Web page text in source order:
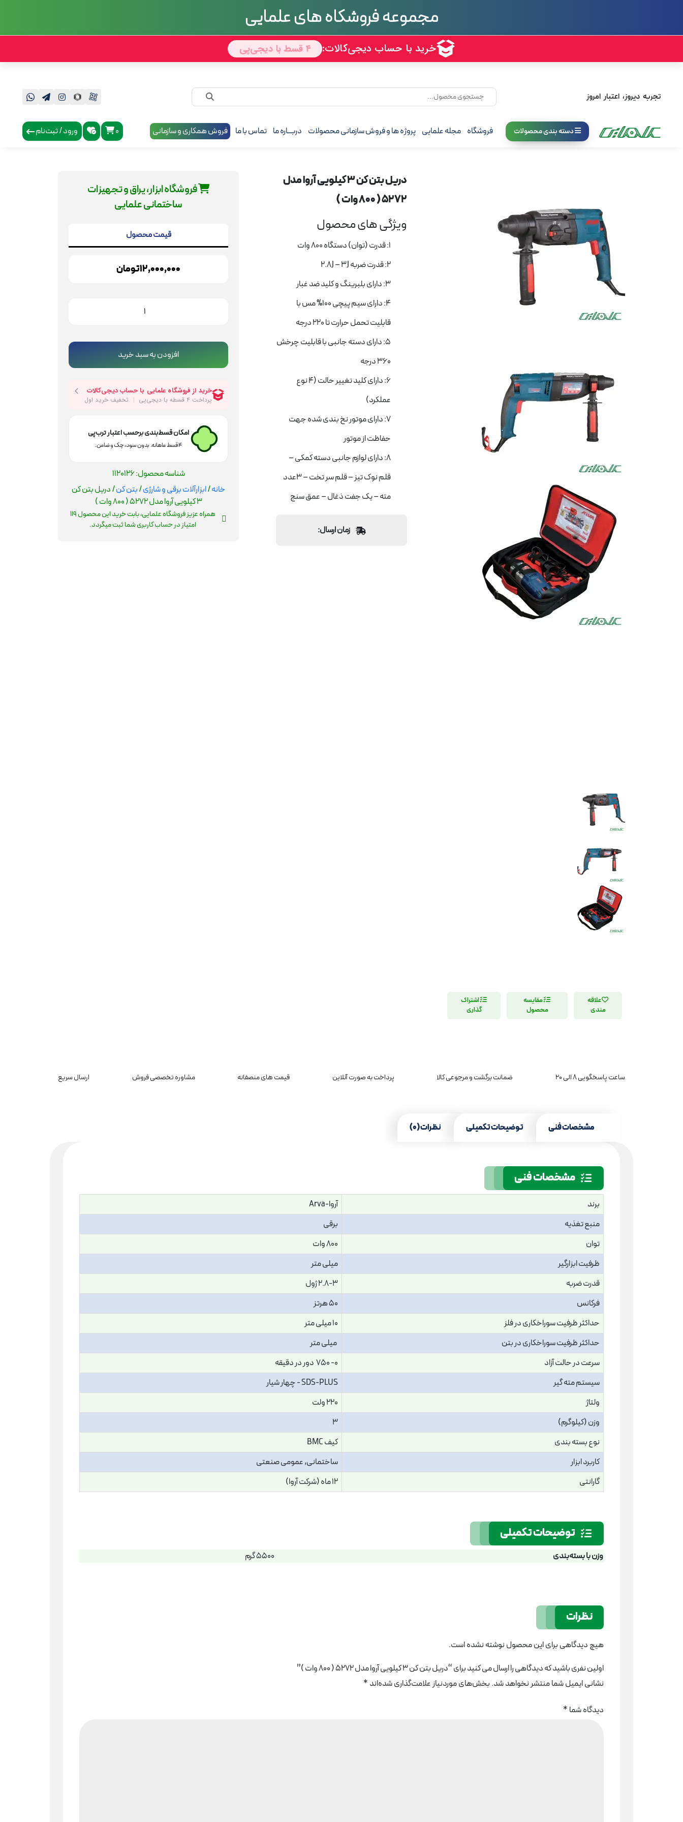
مجموعه فروشگاه های علمایی
تجربه دیروز، اعتبار امروز
دسته بندی محصولات فروشگاه مجله علمایی پروژه ها و فروش سازمانی محصولات دربـــاره ما تماس با ما فروش همکاری و سازمانی 0 ورود / ثبت‌نام
علاقه
مندی
مقایسه
محصول
اشتراک
گذاری
دریل بتن کن 3 کیلویی آروا مدل
5272 ( 800 وات )
ویژگی های محصول
1: قدرت (توان) دستگاه 800 وات
2: قدرت ضربه 2.8J – 3J
3: دارای بلبرینگ و کلید ضد غبار
4: دارای سیم پیچی 100% مس با
قابلیت تحمل حرارت تا 220 درجه
5: دارای دسته جانبی با قابلیت چرخش
360 درجه
6: دارای کلید تغییر حالت (4 نوع
عملکرد)
7: دارای موتور نخ بندی شده جهت
حفاظت از موتور
8: دارای لوازم جانبی دسته کمکی –
قلم نوک تیز – قلم سر تخت – 3عدد
مته – یک جفت ذغال – عمق سنج
زمان ارسال:
فروشگاه ابزار، یراق و تجهیزات
ساختمانی علمایی
قیمت محصول
12,000,000تومان
کیلویی
آروا
مدل
عدد
افزودن به سبد خرید
امکان قسط‌بندی برحسب اعتبار ترب‌پی
۴ قسط ماهانه. بدون سود، چک و ضامن.
شناسه محصول:1120126
خانه/ابزارآلات برقی و شارژی/بتن کن/ دریل بتن کن
3 کیلویی آروا مدل 5272 ( 800 وات )
همراه عزیز فروشگاه علمایی، بابت خرید این محصول119
امتیاز در حساب کاربری شما ثبت میگردد.
ساعت پاسخگویی 8 الی 20 ضمانت برگشت و مرجوعی کالا پرداخت به صورت آنلاین قیمت های منصفانه مشاوره تخصصی فروش ارسال سریع
مشخصات فنی توضیحات تکمیلی نظرات (0)
مشخصات فنی
برند
آروا-Arva
منبع تغذیه
برقی
توان
800 وات
ظرفیت ابزارگیر
میلی متر
قدرت ضربه
2.8-3 ژول
فرکانس
50 هرتز
حداکثر ظرفیت سوراخکاری در فلز
10 میلی متر
حداکثر ظرفیت سوراخکاری در بتن
میلی متر
سرعت در حالت آزاد
0- 750 دور در دقیقه
سیستم مته گیر
SDS-PLUS - چهار شیار
ولتاژ
220 ولت
وزن (کیلوگرم)
3
نوع بسته بندی
کیف BMC
کاربرد ابزار
ساختمانی, عمومی صنعتی
گارانتی
12 ماه (شرکت آروا)
توضیحات تکمیلی
وزن با بسته‌بندی 5500 گرم
نظرات
هیچ دیدگاهی برای این محصول نوشته نشده است.
اولین نفری باشید که دیدگاهی را ارسال می کنید برای “دریل بتن کن 3 کیلویی آروا مدل 5272 ( 800 وات )”
نشانی ایمیل شما منتشر نخواهد شد. بخش‌های موردنیاز علامت‌گذاری شده‌اند *
دیدگاه شما *